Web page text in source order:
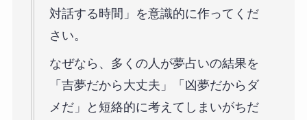
対話する時間」を意識的に作ってくだ
さい。
なぜなら、多くの人が夢占いの結果を
「吉夢だから大丈夫」「凶夢だからダ
メだ」と短絡的に考えてしまいがちだ